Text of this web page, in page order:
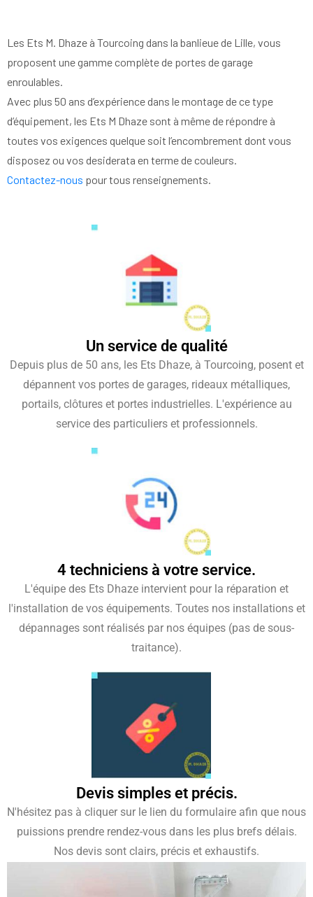
Les Ets M. Dhaze à Tourcoing dans la banlieue de Lille, vous
proposent une gamme complète de portes de garage
enroulables.
Avec plus 50 ans d’expérience dans le montage de ce type
d’équipement, les Ets M Dhaze sont à même de répondre à
toutes vos exigences quelque soit l’encombrement dont vous
disposez ou vos desiderata en terme de couleurs.
Contactez-nous pour tous renseignements.
Un service de qualité
Depuis plus de 50 ans, les Ets Dhaze, à Tourcoing, posent et
dépannent vos portes de garages, rideaux métalliques,
portails, clôtures et portes industrielles. L'expérience au
service des particuliers et professionnels.
4 techniciens à votre service.
L'équipe des Ets Dhaze intervient pour la réparation et
l'installation de vos équipements. Toutes nos installations et
dépannages sont réalisés par nos équipes (pas de sous-
traitance).
Devis simples et précis.
N'hésitez pas à cliquer sur le lien du formulaire afin que nous
puissions prendre rendez-vous dans les plus brefs délais.
Nos devis sont clairs, précis et exhaustifs.